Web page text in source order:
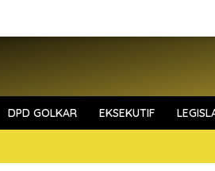
DPD GOLKAR EKSEKUTIF